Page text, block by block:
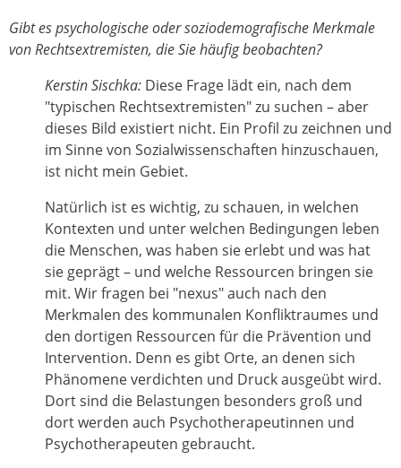
Gibt es psychologische oder soziodemografische Merkmale
von Rechtsextremisten, die Sie häufig beobachten?
Kerstin Sischka: Diese Frage lädt ein, nach dem
"typischen Rechtsextremisten" zu suchen – aber
dieses Bild existiert nicht. Ein Profil zu zeichnen und
im Sinne von Sozialwissenschaften hinzuschauen,
ist nicht mein Gebiet.
Natürlich ist es wichtig, zu schauen, in welchen
Kontexten und unter welchen Bedingungen leben
die Menschen, was haben sie erlebt und was hat
sie geprägt – und welche Ressourcen bringen sie
mit. Wir fragen bei "nexus" auch nach den
Merkmalen des kommunalen Konfliktraumes und
den dortigen Ressourcen für die Prävention und
Intervention. Denn es gibt Orte, an denen sich
Phänomene verdichten und Druck ausgeübt wird.
Dort sind die Belastungen besonders groß und
dort werden auch Psychotherapeutinnen und
Psychotherapeuten gebraucht.